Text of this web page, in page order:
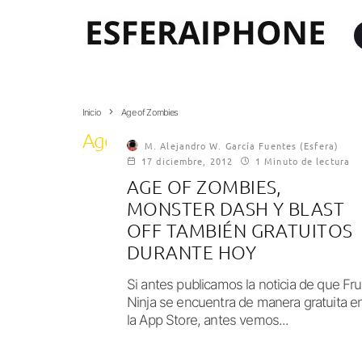
Inicio Age of Zombies
Age of ZombiesM. Alejandro W. García Fuentes (Esfera)
17 diciembre, 2012
1 Minuto de lectura
AGE OF ZOMBIES,
MONSTER DASH Y BLAST
OFF TAMBIÉN GRATUITOS
DURANTE HOY
Si antes publicamos la noticia de que
Ninja se encuentra de manera gratuita
la App Store, antes vemos...